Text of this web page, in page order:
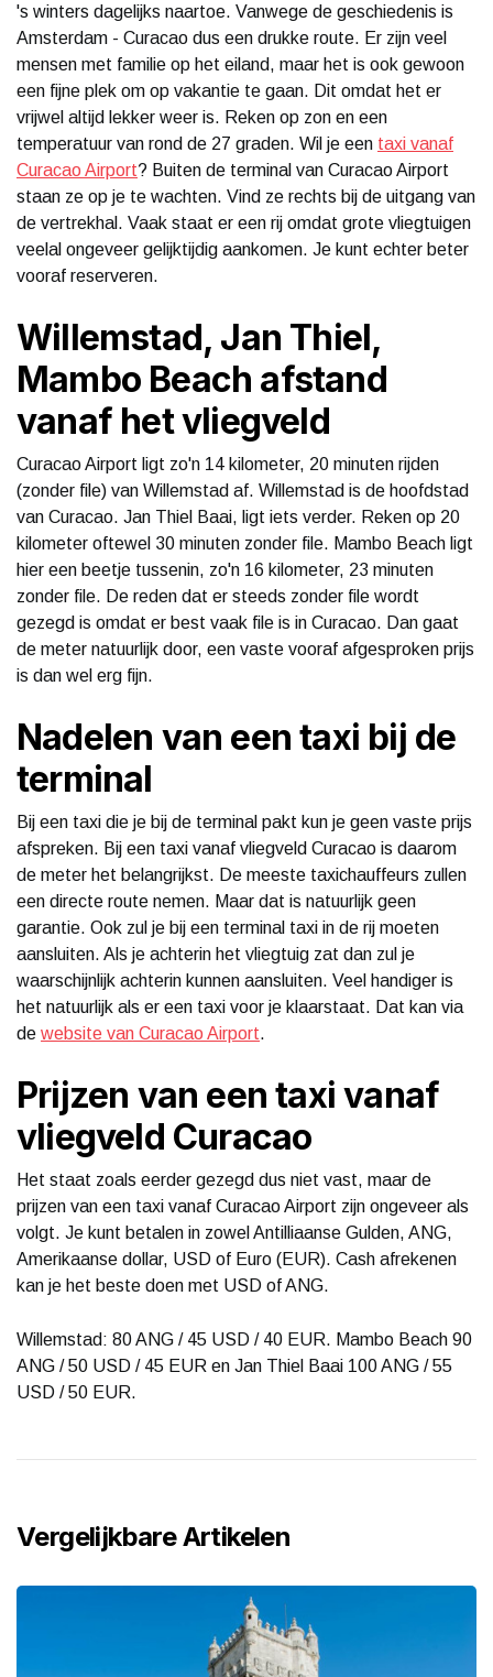
's winters dagelijks naartoe. Vanwege de geschiedenis is
Amsterdam - Curacao dus een drukke route. Er zijn veel
mensen met familie op het eiland, maar het is ook gewoon
een fijne plek om op vakantie te gaan. Dit omdat het er
vrijwel altijd lekker weer is. Reken op zon en een
temperatuur van rond de 27 graden. Wil je een taxi vanaf
Curacao Airport? Buiten de terminal van Curacao Airport
staan ze op je te wachten. Vind ze rechts bij de uitgang van
de vertrekhal. Vaak staat er een rij omdat grote vliegtuigen
veelal ongeveer gelijktijdig aankomen. Je kunt echter beter
vooraf reserveren.
Willemstad, Jan Thiel,
Mambo Beach afstand
vanaf het vliegveld
Curacao Airport ligt zo'n 14 kilometer, 20 minuten rijden
(zonder file) van Willemstad af. Willemstad is de hoofdstad
van Curacao. Jan Thiel Baai, ligt iets verder. Reken op 20
kilometer oftewel 30 minuten zonder file. Mambo Beach ligt
hier een beetje tussenin, zo'n 16 kilometer, 23 minuten
zonder file. De reden dat er steeds zonder file wordt
gezegd is omdat er best vaak file is in Curacao. Dan gaat
de meter natuurlijk door, een vaste vooraf afgesproken prijs
is dan wel erg fijn.
Nadelen van een taxi bij de
terminal
Bij een taxi die je bij de terminal pakt kun je geen vaste prijs
afspreken. Bij een taxi vanaf vliegveld Curacao is daarom
de meter het belangrijkst. De meeste taxichauffeurs zullen
een directe route nemen. Maar dat is natuurlijk geen
garantie. Ook zul je bij een terminal taxi in de rij moeten
aansluiten. Als je achterin het vliegtuig zat dan zul je
waarschijnlijk achterin kunnen aansluiten. Veel handiger is
het natuurlijk als er een taxi voor je klaarstaat. Dat kan via
de website van Curacao Airport.
Prijzen van een taxi vanaf
vliegveld Curacao
Het staat zoals eerder gezegd dus niet vast, maar de
prijzen van een taxi vanaf Curacao Airport zijn ongeveer als
volgt. Je kunt betalen in zowel Antilliaanse Gulden, ANG,
Amerikaanse dollar, USD of Euro (EUR). Cash afrekenen
kan je het beste doen met USD of ANG.
Willemstad: 80 ANG / 45 USD / 40 EUR. Mambo Beach 90
ANG / 50 USD / 45 EUR en Jan Thiel Baai 100 ANG / 55
USD / 50 EUR.
Vergelijkbare Artikelen